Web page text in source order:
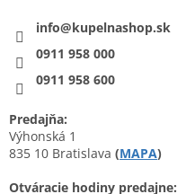
info@kupelnashop.sk
0911 958 000
0911 958 600
Predajňa:
Výhonská 1
835 10 Bratislava (MAPA)
Otváracie hodiny predajne: